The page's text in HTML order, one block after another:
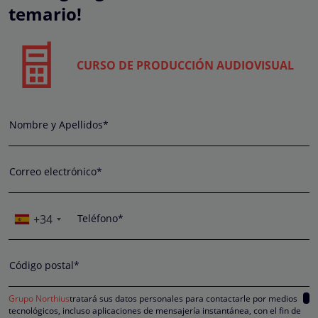
temario!
CURSO DE PRODUCCIÓN AUDIOVISUAL
Nombre y Apellidos*
Correo electrónico*
+34 Teléfono*
Código postal*
Grupo Northiustratará sus datos personales para contactarle por medios
tecnológicos, incluso aplicaciones de mensajería instantánea, con el fin de